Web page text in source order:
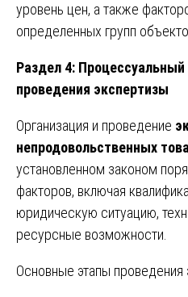
уровень цен, а также
определенных групп
Раздел 4:
проведения экспертизы
Организация и проведение
непродовольственных
установленном законом
факторов, включая
юридическую ситуацию,
ресурсные возможности.
Основные этапы